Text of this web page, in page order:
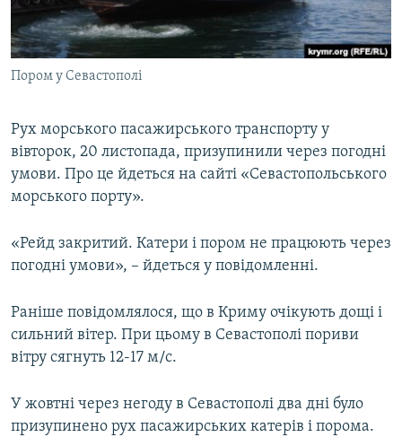
ВІДЕОУРОКИ «ELIFBE»
СВІДЧЕННЯ ОКУПАЦІЇ
УКРАЇНСЬКА ПРОБЛЕМА КРИМУ
Русский
Qırımtatar
Усі сайти RFE/RL
Пором у Севастополі
Рух морського пасажирського транспорту у
вівторок, 20 листопада, призупинили через погодні
умови. Про це йдеться на сайті «Севастопольського
морського порту».
«Рейд закритий. Катери і пором не працюють через
погодні умови», – йдеться у повідомленні.
Раніше повідомлялося, що в Криму очікують дощі і
сильний вітер. При цьому в Севастополі пориви
вітру сягнуть 12-17 м/с.
У жовтні через негоду в Севастополі два дні було
призупинено рух пасажирських катерів і порома.